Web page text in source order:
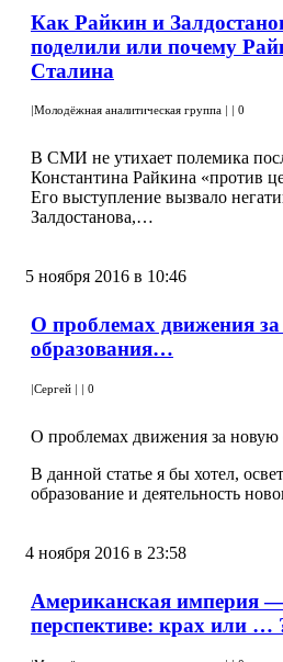
Как Райкин и
поделили или почему
Сталина
Молодёжная аналитическая группа 0
В СМИ не утихает полемика
Константина Райкина «против
Его выступление вызвало
Залдостанова,…
5 ноября 2016 в 10:46
О проблемах движения
образования…
|Сергей | | 0
О проблемах движения за
В данной статье я бы хотел,
образование и деятельность
4 ноября 2016 в 23:58
Американская империя
перспективе: крах или …